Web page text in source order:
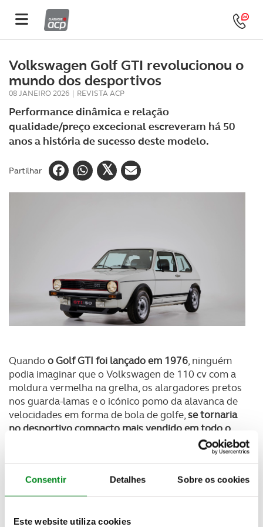
Consentir Detalhes Sobre os cookies
Este website utiliza cookies
Volkswagen Golf GTI revolucionou o
mundo dos desportivos
08 JANEIRO 2026 | REVISTA ACP
Performance dinâmica e relação
qualidade/preço excecional escreveram há 50
anos a história de sucesso deste modelo.
Partilhar
Quandoo Golf GTI foi lançado em 1976, ninguém
podia imaginar que o Volkswagen de 110 cv com a
moldura vermelha na grelha, os alargadores pretos
nos guarda-lamas e o icónico pomo da alavanca de
velocidades em forma de bola de golfe,se tornaria
no desportivo compacto mais vendido em todo o
. No total, saíram da linha de produção
O que conquistou o público foi o conjunto fora do
enfrentar, a solo, os sinuosos percursos alpinos e, ao